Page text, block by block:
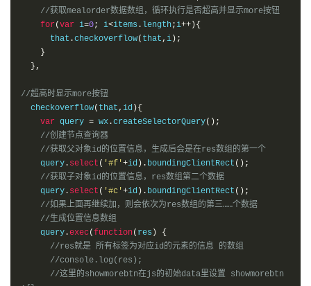
//获取mealorder数据数组，循环执行是否超高并显示more按钮
for(var i=0; i<items . length;i++){
      that
.checkoverflow( that , i );
}
},
//超高时显示more按钮
  checkoverflow
( that , id ){
var query = wx .createSelectorQuery();
//创建节点查询器
//获取父对象id的位置信息，生成后会是在res数组的第一个
    query
. select ( '#f'+id ). boundingClientRect ();
//获取子对象id的位置信息，res数组第二个数据
    query
. select ( '#c'+id ). boundingClientRect ();
//如果上面再继续加，则会依次为res数组的第三……个数据
//生成位置信息数组
    query
.exec(function( res )
{
//res就是 所有标签为对应id的元素的信息 的数组
//console.log(res);
//这里的showmorebtn在js的初始data里设置 showmorebtn